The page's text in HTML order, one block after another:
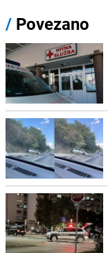
/ Povezano